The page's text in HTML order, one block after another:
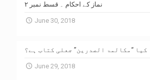
نماز کے احکام ۔ قسط نمبر ۲
June 30, 2018
کیا “مکالمۃ الصدرین” جعلی کتاب ہے؟
June 29, 2018